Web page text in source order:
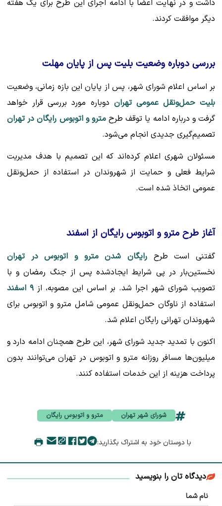
داشت و در نهایت اعضا با ادامه اجرای این طرح برای یک هفته
دیگر موافقت کردند.
بررسی دوباره وضعیت بلیت پس از پایان مهلت
بر اساس اعلام شورای شهر، پس از پایان این بازه زمانی، وضعیت
بلیت حمل‌ونقل عمومی تهران دوباره مورد بررسی قرار خواهد
گرفت و درباره ادامه یا توقف طرحمترو و اتوبوس رایگان در تهران
تصمیم‌گیری جدیدی انجام می‌شود.
مسئولان شهری اعلام کرده‌اند که این تصمیم با هدف مدیریت
شرایط فعلی و حمایت از شهروندان در استفاده از حمل‌ونقل
عمومی اتخاذ شده است.
آغاز طرح مترو و اتوبوس رایگان از اسفند
گفتنی است طرح رایگان شدن مترو و اتوبوس در تهران
نخستین‌بار در پی شرایط ایجادشده پس از جنگ رمضان و با
تصویب شورای شهر اجرا شد. بر اساس این مصوبه، از ۹ اسفند
استفاده از ناوگان حمل‌ونقل عمومی شامل مترو و اتوبوس برای
شهروندان تهرانی رایگان اعلام شد.
اکنون با تمدید جدید شورای شهر، این طرح همچنان ادامه دارد و
میلیون‌ها مسافر روزانه مترو و اتوبوس در تهران می‌توانند بدون
پرداخت هزینه از این خدمات استفاده کنند.
شورای شهر تهران مترو و اتوبوس رایگان
با دوستان خود به اشتراک بگذارید:
دیدگاه تان را بنویسید
نام شما